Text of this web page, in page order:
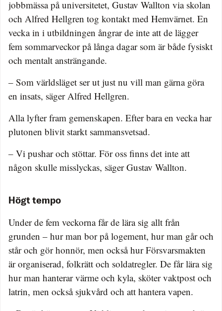
jobbmässa på universitetet, Gustav Wallton via skolan
och Alfred Hellgren tog kontakt med Hemvärnet. En
vecka in i utbildningen ångrar de inte att de lägger
fem sommarveckor på långa dagar som är både fysiskt
och mentalt ansträngande.
– Som världsläget ser ut just nu vill man gärna göra
en insats, säger Alfred Hellgren.
Alla lyfter fram gemenskapen. Efter bara en vecka har
plutonen blivit starkt sammansvetsad.
– Vi pushar och stöttar. För oss finns det inte att
någon skulle misslyckas, säger Gustav Wallton.
Högt tempo
Under de fem veckorna får de lära sig allt från
grunden – hur man bor på logement, hur man går och
står och gör honnör, men också hur Försvarsmakten
är organiserad, folkrätt och soldatregler. De får lära sig
hur man hanterar värme och kyla, sköter vaktpost och
latrin, men också sjukvård och att hantera vapen.